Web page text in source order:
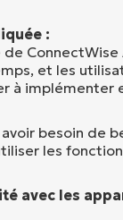
:
de
et les
à implémenter
besoin de
les
avec les